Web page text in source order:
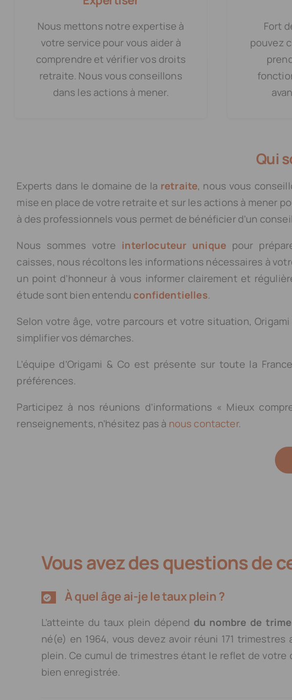
Nous mettons notre expertise à
votre service pour vous aider à
comprendre et vérifier vos droits
retraite. Nous vous conseillons
dans les actions à mener.
Fort
pouvez
Qui
Experts dans le domaine de la retraite, nous vous
mise en place de votre retraite et sur les actions à mener
à des professionnels vous permet de bénéficier d’un conseil
Nous sommes votre interlocuteur unique pour
caisses, nous récoltons les informations nécessaires à
un point d’honneur à vous informer clairement et
étude sont bien entendu confidentielles.
Selon votre âge, votre parcours et votre situation,
simplifier vos démarches.
L’équipe d’Origami & Co est présente sur toute la
préférences.
Participez à nos réunions d’informations « Mieux
renseignements, n’hésitez pas à nous contacter.
Vous avez des questions de
À quel âge ai-je le taux plein ?
L’atteinte du taux plein dépend du nombre de
né(e) en 1964, vous devez avoir réuni 171
plein. Ce cumul de trimestres étant le reflet de
bien enregistrée.